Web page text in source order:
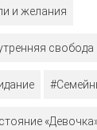
и желания
свобода